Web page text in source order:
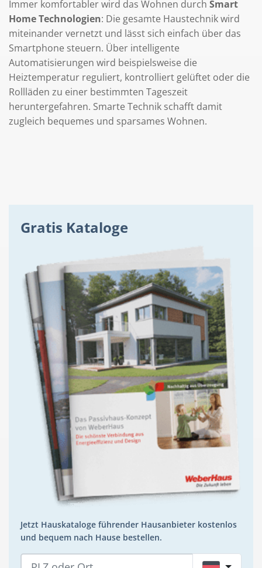
Immer komfortabler wird das Wohnen durch Smart
Home Technologien: Die gesamte Haustechnik wird
miteinander vernetzt und lässt sich einfach über das
Smartphone steuern. Über intelligente
Automatisierungen wird beispielsweise die
Heiztemperatur reguliert, kontrolliert gelüftet oder die
Rollläden zu einer bestimmten Tageszeit
heruntergefahren. Smarte Technik schafft damit
zugleich bequemes und sparsames Wohnen.
Gratis Kataloge
Jetzt Hauskataloge führender Hausanbieter kostenlos
und bequem nach Hause bestellen.